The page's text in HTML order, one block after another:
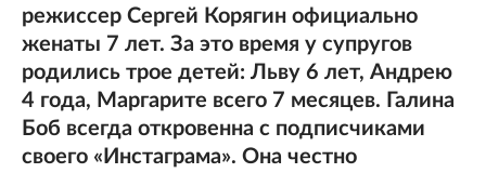
режиссер Сергей Корягин официально
женаты 7 лет. За это время у супругов
родились трое детей: Льву 6 лет, Андрею
4 года, Маргарите всего 7 месяцев. Галина
Боб всегда откровенна с подписчиками
своего «Инстаграма». Она честно